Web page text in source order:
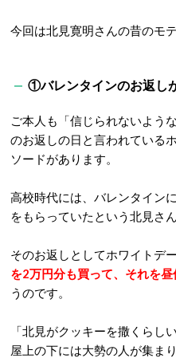
今回は北見寛明さんの昔のモ
①バレンタインのお返し
ご本人も「信じられないよう
のお返しの日と言われている
ソードがあります。
高校時代には、バレンタイン
をもらっていたという北見さん
そのお返しとしてホワイトデ
を2万円分も買って、それを
うのです。
「北見がクッキーを撒くらし
屋上の下には大勢の人が集ま